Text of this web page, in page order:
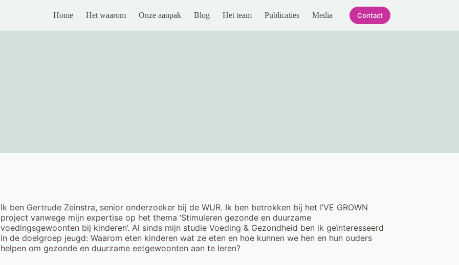
Home Het waarom Onze aanpak Blog Het team Publicaties Media Contact
Ik ben Gertrude Zeinstra, senior onderzoeker bij de WUR. Ik ben betrokken bij het I’VE GROWN
project vanwege mijn expertise op het thema ‘Stimuleren gezonde en duurzame
voedingsgewoonten bij kinderen’. Al sinds mijn studie Voeding & Gezondheid ben ik geïnteresseerd
in de doelgroep jeugd: Waarom eten kinderen wat ze eten en hoe kunnen we hen en hun ouders
helpen om gezonde en duurzame eetgewoonten aan te leren?